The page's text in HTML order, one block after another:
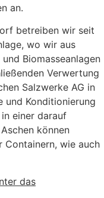
an.
betreiben wir seit
wo wir aus
Biomasseanlagen
Verwertung
Salzwerke AG in
und Konditionierung
einer darauf
können
Containern, wie auch
das